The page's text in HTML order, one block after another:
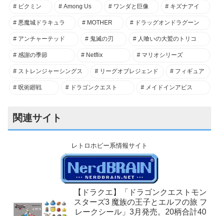
ピクミン Among Us ワンダと巨像 キズナアイ
悪魔城ドラキュラ MOTHER ドラッグオンドラグーン
アンチャーテッド 鬼滅の刃 人喰いの大鷲のトリコ
感謝の季節 Netflix マリオシリーズ
ストレンジャーシングス リーグオブレジェンド フィギュア
呪術廻戦 ドラゴンクエスト メイドインアビス
関連サイト
レトロホビー系情報サイト
【ドラクエ】「ドラゴンクエストモン
スターズ3 魔族の王子とエルフの旅 フ
レークシール」3月発売。20柄合計40